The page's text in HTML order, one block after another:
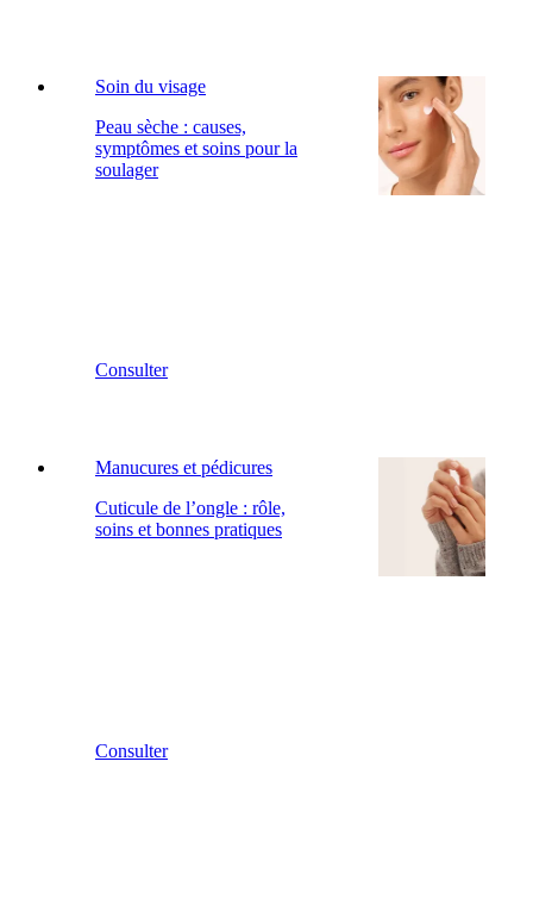
Soin du visage
Peau sèche : causes,
symptômes et soins pour la
soulager
Consulter
Manucures et pédicures
Cuticule de l’ongle : rôle,
soins et bonnes pratiques
Consulter